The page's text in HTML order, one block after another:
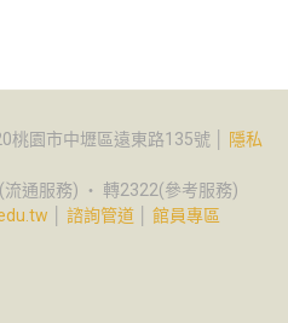
園市中壢區遠東路135號 │
隱私
通服務) ‧ 轉2322(參考服務)
諮詢管道 館員專區